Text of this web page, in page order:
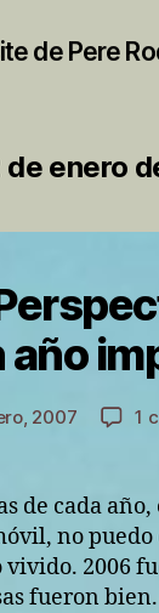
de Pere
de enero
año
Autor
de
P
o
r
e
2007 1
de cada año,
no
2006
fueron